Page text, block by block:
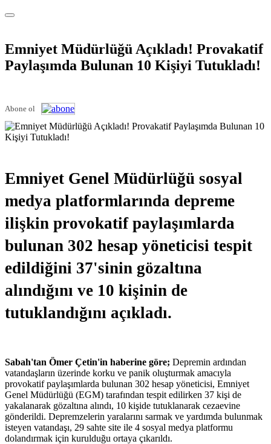
Emniyet Müdürlüğü Açıkladı! Provakatif
Paylaşımda Bulunan 10 Kişiyi Tutukladı!
Abone ol
Emniyet Genel Müdürlüğü sosyal
medya platformlarında depreme
ilişkin provokatif paylaşımlarda
bulunan 302 hesap yöneticisi tespit
edildiğini 37'sinin gözaltına
alındığını ve 10 kişinin de
tutuklandığını açıkladı.
Sabah'tan Ömer Çetin'in haberine göre; Depremin ardından
vatandaşların üzerinde korku ve panik oluşturmak amacıyla
provokatif paylaşımlarda bulunan 302 hesap yöneticisi, Emniyet
Genel Müdürlüğü (EGM) tarafından tespit edilirken 37 kişi de
yakalanarak gözaltına alındı, 10 kişide tutuklanarak cezaevine
gönderildi. Depremzelerin yaralarını sarmak ve yardımda bulunmak
isteyen vatandaşı, 29 sahte site ile 4 sosyal medya platformu
dolandırmak için kurulduğu ortaya çıkarıldı.